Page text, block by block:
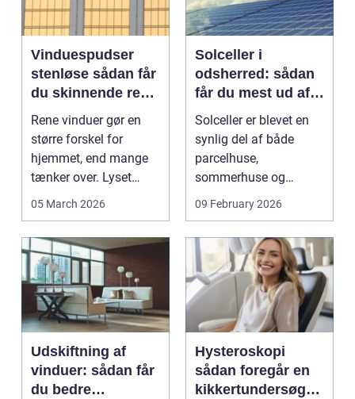
Vinduespudser
stenløse sådan får
du skinnende rene
ruder året rundt
Rene vinduer gør en
større forskel for
hjemmet, end mange
tænker over. Lyset
falder anderledes ind,
05 March 2026
Solceller i
odsherred: sådan
får du mest ud af
solen
Solceller er blevet en
synlig del af både
parcelhuse,
sommerhuse og
mindre erhverv i
Odsherred. Mang...
09 February 2026
Udskiftning af
vinduer: sådan får
du bedre
Hysteroskopi
sådan foregår en
kikkertundersøgel